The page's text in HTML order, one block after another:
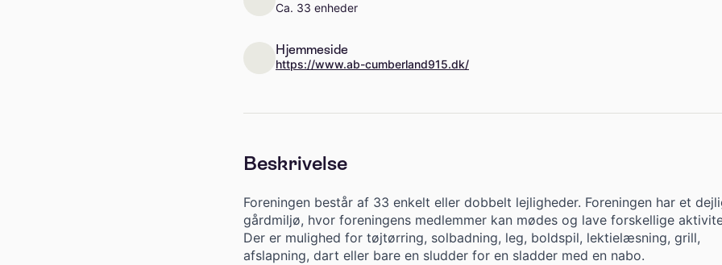
Ca. 33 enheder
Hjemmeside
https://www.ab-cumberland915.dk/
Beskrivelse
Foreningen består af 33 enkelt eller dobbelt lejligheder. Foreningen har et
gårdmiljø, hvor foreningens medlemmer kan mødes og lave forskellige
Der er mulighed for tøjtørring, solbadning, leg, boldspil, lektielæsning, grill,
afslapning, dart eller bare en sludder for en sladder med en nabo.